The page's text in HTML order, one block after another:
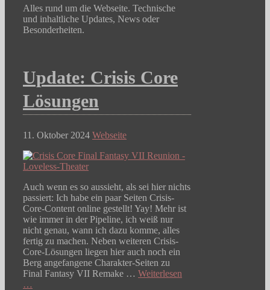
Alles rund um die Webseite. Technische
und inhaltliche Updates, News oder
Besonderheiten.
Update: Crisis Core
Lösungen
11. Oktober 2024 Webseite
Auch wenn es so aussieht, als sei hier nichts
passiert: Ich habe ein paar Seiten Crisis-
Core-Content online gestellt! Yay! Mehr ist
wie immer in der Pipeline, ich weiß nur
nicht genau, wann ich dazu komme, alles
fertig zu machen. Neben weiteren Crisis-
Core-Lösungen liegen hier auch noch ein
Berg angefangene Charakter-Seiten zu
Final Fantasy VII Remake … Weiterlesen
…